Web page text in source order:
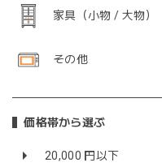
家具（小物 / 大物）
その他
価格帯から選ぶ
20,000 円以下